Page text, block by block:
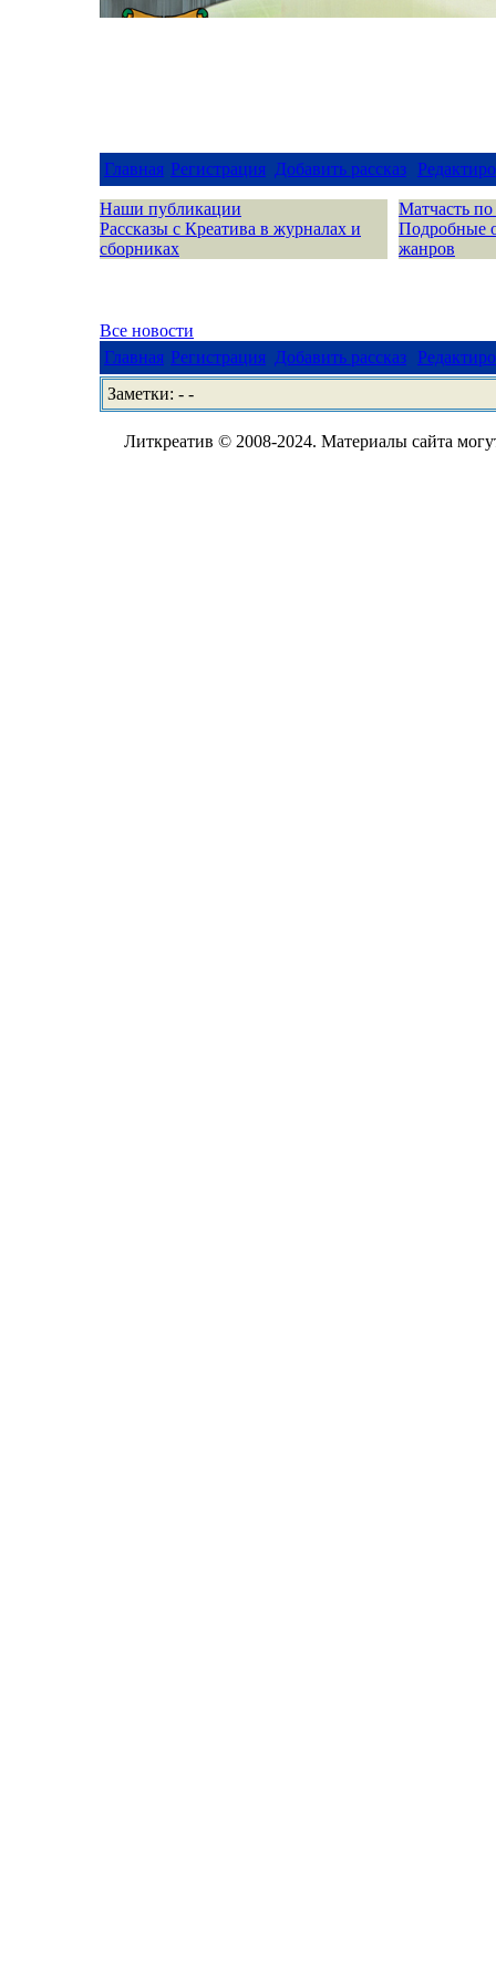
Главная Регистрация Добавить рассказ
Наши публикации
Рассказы с Креатива в журналах и
сборниках
Матчасть
Подробные
жанров
Все новости
Главная Регистрация Добавить рассказ
Заметки: - -
Литкреатив © 2008-2024. Материалы сайта